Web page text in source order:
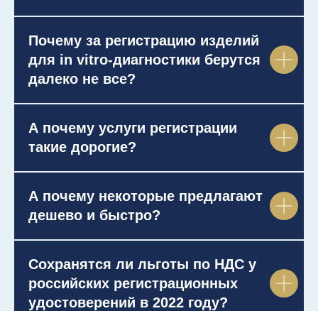
Почему за регистрацию изделий
для in vitro-диагностики берутся
далеко не все?
А почему услуги регистрации
такие дорогие?
А почему некоторые предлагают
дешево и быстро?
Сохранятся ли льготы по НДС у
российских регистрационных
удостоверений в 2022 году?